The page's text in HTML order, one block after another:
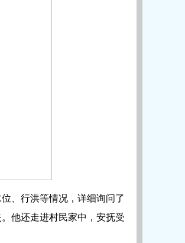
、行洪等情况，详细询问了
他还走进村民家中，安抚受